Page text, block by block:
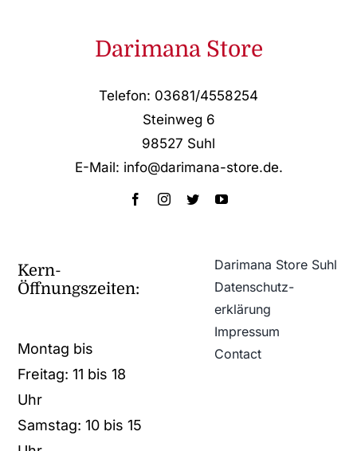
Darimana Store
Telefon: 03681/4558254
Steinweg 6
98527 Suhl
E-Mail: info@darimana-store.de.
Kern-
Öffnungszeiten:
Montag bis
Freitag: 11 bis 18
Uhr
Samstag: 10 bis 15
Darimana Store Suhl
Datenschutz­
erklärung
Impressum
Contact